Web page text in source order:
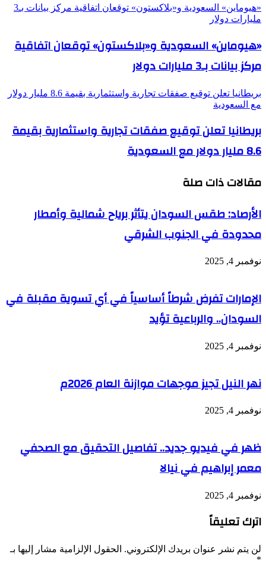
«هيوماين» السعودية و«بلاكستون» توقعان اتفاقية مركز بيانات بـ3
مليارات دولار
«هيوماين» السعودية و«بلاكستون» توقعان اتفاقية
مركز بيانات بـ3 مليارات دولار
بريطانيا تعلن توقيع صفقات تجارية واستثمارية بقيمة 8.6 مليار دولار
مع السعودية
بريطانيا تعلن توقيع صفقات تجارية واستثمارية بقيمة
8.6 مليار دولار مع السعودية
مقالات ذات صلة
الأرصاد: طقس السودان يتأثر برياح شمالية وأمطار
محدودة في الجنوب الشرقي
نوفمبر 4, 2025
الإمارات تفرض شرطاً أساسياً في أي تسوية مقبلة في
السودان.. والرباعية تؤيد
نوفمبر 4, 2025
نهر النيل تجيز موجهات موازنة العام 2026م
نوفمبر 4, 2025
ظهر في فيديو جديد.. تفاصيل التحقيق مع الصحفي
معمر إبراهيم في نيالا
نوفمبر 4, 2025
اترك تعليقاً
لن يتم نشر عنوان بريدك الإلكتروني. الحقول الإلزامية مشار إليها بـ
*